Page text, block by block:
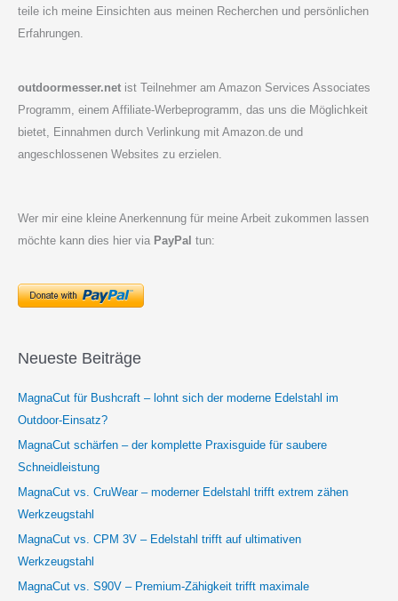
teile ich meine Einsichten aus meinen Recherchen und persönlichen
Erfahrungen.
outdoormesser.netist Teilnehmer am Amazon Services Associates
Programm, einem Affiliate-Werbeprogramm, das uns die Möglichkeit
bietet, Einnahmen durch Verlinkung mit Amazon.de und
angeschlossenen Websites zu erzielen.
Wer mir eine kleine Anerkennung für meine Arbeit zukommen lassen
möchte kann dies hier via PayPal tun:
Neueste Beiträge
MagnaCut für Bushcraft – lohnt sich der moderne Edelstahl im
Outdoor-Einsatz?
MagnaCut schärfen – der komplette Praxisguide für saubere
Schneidleistung
MagnaCut vs. CruWear – moderner Edelstahl trifft extrem zähen
Werkzeugstahl
MagnaCut vs. CPM 3V – Edelstahl trifft auf ultimativen
Werkzeugstahl
MagnaCut vs. S90V – Premium-Zähigkeit trifft maximale